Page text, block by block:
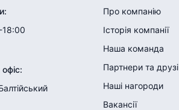
:
:
Про компанію
Історія компанії
Наша команда
Партнери та друзі
Наші нагороди
Вакансії